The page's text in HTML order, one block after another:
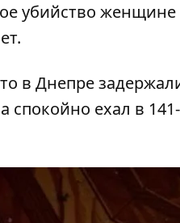
убийство женщине
в Днепре
спокойно ехал в